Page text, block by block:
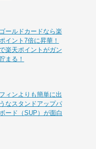
ールドカードなら楽
イント7倍に昇華！
楽天ポイントがガン
まる！
ィンよりも簡単に出
なスタンドアップパ
ード（SUP）が面白